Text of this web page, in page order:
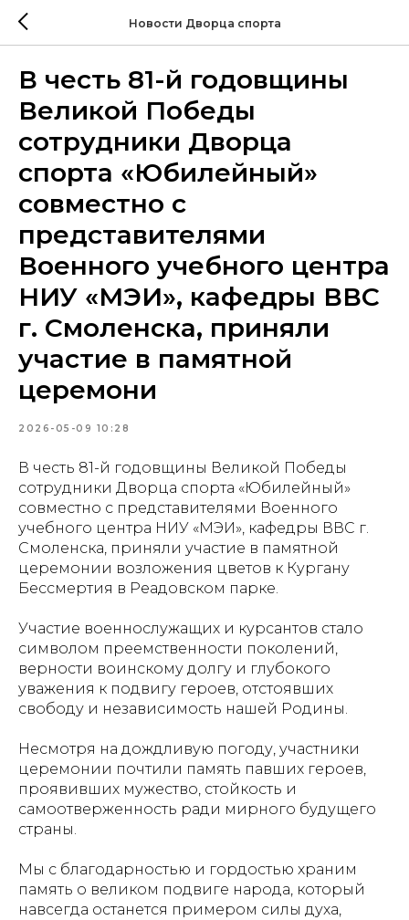
Новости Дворца спорта
В честь 81-й годовщины
Великой Победы
сотрудники Дворца
спорта «Юбилейный»
совместно с
представителями
Военного учебного центра
НИУ «МЭИ», кафедры ВВС
г. Смоленска, приняли
участие в памятной
церемони
2026-05-09 10:28
В честь 81-й годовщины Великой Победы
сотрудники Дворца спорта «Юбилейный»
совместно с представителями Военного
учебного центра НИУ «МЭИ», кафедры ВВС г.
Смоленска, приняли участие в памятной
церемонии возложения цветов к Кургану
Бессмертия в Реадовском парке.
Участие военнослужащих и курсантов стало
символом преемственности поколений,
верности воинскому долгу и глубокого
уважения к подвигу героев, отстоявших
свободу и независимость нашей Родины.
Несмотря на дождливую погоду, участники
церемонии почтили память павших героев,
проявивших мужество, стойкость и
самоотверженность ради мирного будущего
страны.
Мы с благодарностью и гордостью храним
память о великом подвиге народа, который
навсегда останется примером силы духа,